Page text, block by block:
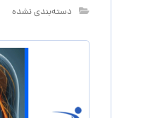
دسته‌بندی نشده